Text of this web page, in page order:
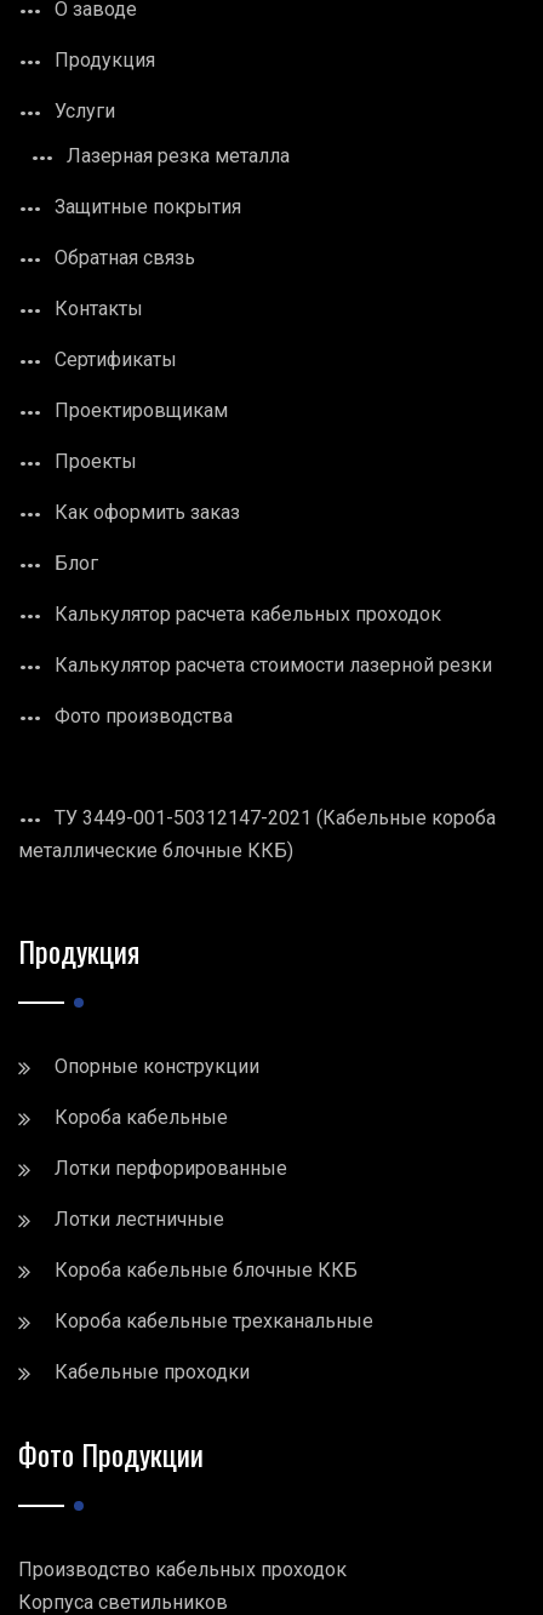
О заводе
Продукция
Услуги
Лазерная резка металла
Защитные покрытия
Обратная связь
Контакты
Сертификаты
Проектировщикам
Проекты
Как оформить заказ
Блог
Калькулятор расчета кабельных проходок
Калькулятор расчета стоимости лазерной резки
Фото производства
ТУ 3449-001-50312147-2021 (Кабельные короба
металлические блочные ККБ)
Продукция
Опорные конструкции
Короба кабельные
Лотки перфорированные
Лотки лестничные
Короба кабельные блочные ККБ
Короба кабельные трехканальные
Кабельные проходки
Фото Продукции
Производство кабельных проходок
Корпуса светильников